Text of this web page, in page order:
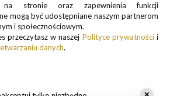
danych osobowych znajdują się w pkt.
1 i 3
Polityki prywatności
.
na stronie oraz zapewnienia funkcji
mogą być udostępniane naszym partnerom
i społecznościowym.
przeczytasz w naszej Polityce prywatnościi
danych.